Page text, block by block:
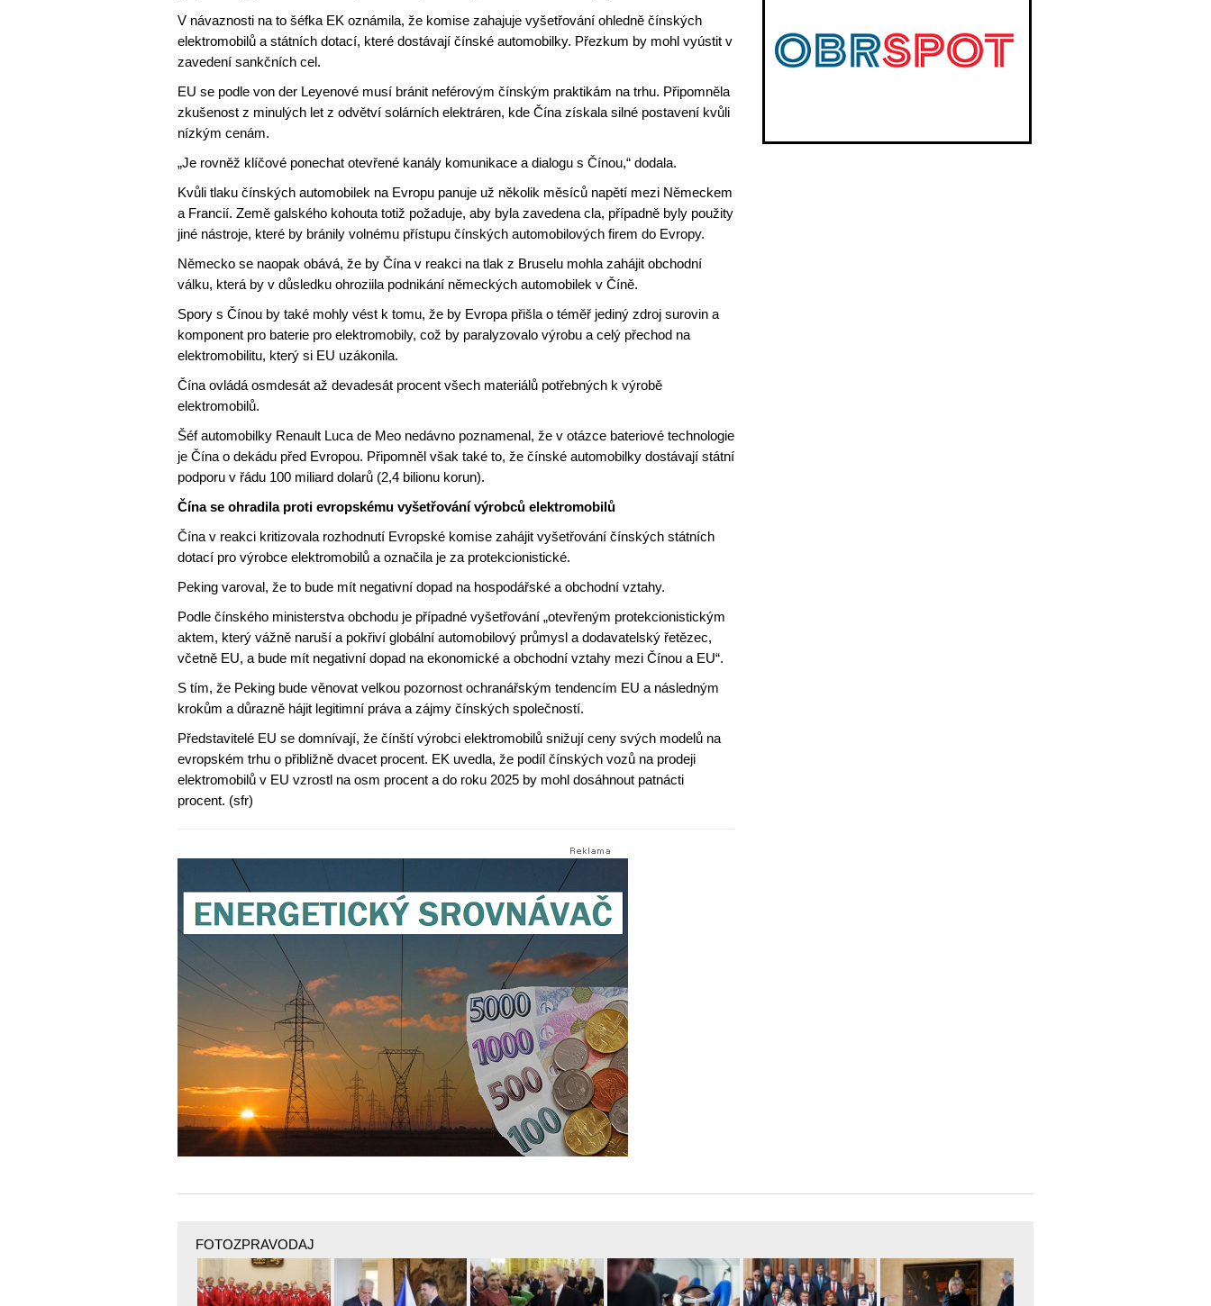
V návaznosti na to šéfka EK oznámila, že komise zahajuje vyšetřování ohledně čínských
elektromobilů a státních dotací, které dostávají čínské automobilky. Přezkum by mohl vyústit v
zavedení sankčních cel.
EU se podle von der Leyenové musí bránit neférovým čínským praktikám na trhu. Připomněla
zkušenost z minulých let z odvětví solárních elektráren, kde Čína získala silné postavení kvůli
nízkým cenám.
„Je rovněž klíčové ponechat otevřené kanály komunikace a dialogu s Čínou,“ dodala.
Kvůli tlaku čínských automobilek na Evropu panuje už několik měsíců napětí mezi Německem
a Francií. Země galského kohouta totiž požaduje, aby byla zavedena cla, případně byly použity
jiné nástroje, které by bránily volnému přístupu čínských automobilových firem do Evropy.
Německo se naopak obává, že by Čína v reakci na tlak z Bruselu mohla zahájit obchodní
válku, která by v důsledku ohroziila podnikání německých automobilek v Číně.
Spory s Čínou by také mohly vést k tomu, že by Evropa přišla o téměř jediný zdroj surovin a
komponent pro baterie pro elektromobily, což by paralyzovalo výrobu a celý přechod na
elektromobilitu, který si EU uzákonila.
Čína ovládá osmdesát až devadesát procent všech materiálů potřebných k výrobě
elektromobilů.
Šéf automobilky Renault Luca de Meo nedávno poznamenal, že v otázce bateriové technologie
je Čína o dekádu před Evropou. Připomněl však také to, že čínské automobilky dostávají státní
podporu v řádu 100 miliard dolarů (2,4 bilionu korun).
Čína se ohradila proti evropskému vyšetřování výrobců elektromobilů
Čína v reakci kritizovala rozhodnutí Evropské komise zahájit vyšetřování čínských státních
dotací pro výrobce elektromobilů a označila je za protekcionistické.
Peking varoval, že to bude mít negativní dopad na hospodářské a obchodní vztahy.
Podle čínského ministerstva obchodu je případné vyšetřování „otevřeným protekcionistickým
aktem, který vážně naruší a pokřiví globální automobilový průmysl a dodavatelský řetězec,
včetně EU, a bude mít negativní dopad na ekonomické a obchodní vztahy mezi Čínou a EU“.
S tím, že Peking bude věnovat velkou pozornost ochranářským tendencím EU a následným
krokům a důrazně hájit legitimní práva a zájmy čínských společností.
Představitelé EU se domnívají, že čínští výrobci elektromobilů snižují ceny svých modelů na
evropském trhu o přibližně dvacet procent. EK uvedla, že podíl čínských vozů na prodeji
elektromobilů v EU vzrostl na osm procent a do roku 2025 by mohl dosáhnout patnácti
procent. (sfr)
FOTOZPRAVODAJ